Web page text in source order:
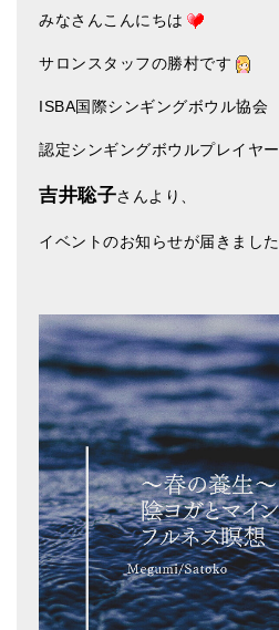
みなさんこんにちは
サロンスタッフの勝村です
ISBA国際シンギングボウル協会
認定シンギングボウルプレイヤー
吉井聡子さんより、
イベントのお知らせが届きました